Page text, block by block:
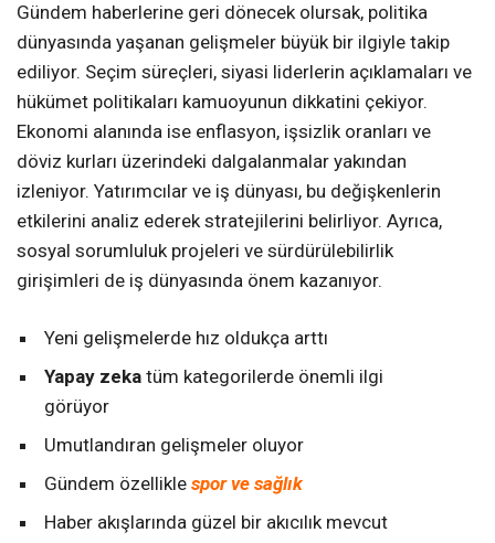
Gündem haberlerine geri dönecek olursak, politika
dünyasında yaşanan gelişmeler büyük bir ilgiyle takip
ediliyor. Seçim süreçleri, siyasi liderlerin açıklamaları ve
hükümet politikaları kamuoyunun dikkatini çekiyor.
Ekonomi alanında ise enflasyon, işsizlik oranları ve
döviz kurları üzerindeki dalgalanmalar yakından
izleniyor. Yatırımcılar ve iş dünyası, bu değişkenlerin
etkilerini analiz ederek stratejilerini belirliyor. Ayrıca,
sosyal sorumluluk projeleri ve sürdürülebilirlik
girişimleri de iş dünyasında önem kazanıyor.
Yeni gelişmelerde hız oldukça arttı
Yapay zeka tüm kategorilerde önemli ilgi
görüyor
Umutlandıran gelişmeler oluyor
Gündem özellikle spor ve sağlık
Haber akışlarında güzel bir akıcılık mevcut